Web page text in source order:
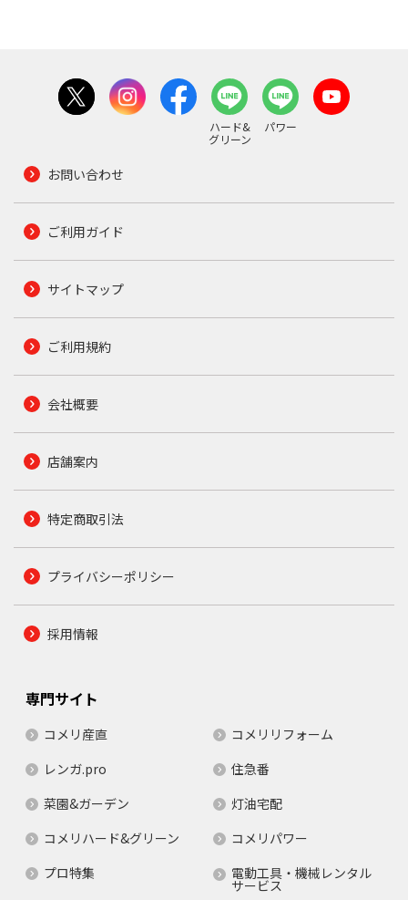
ハード&
グリーン
パワー
お問い合わせ
ご利用ガイド
サイトマップ
ご利用規約
会社概要
店舗案内
特定商取引法
プライバシーポリシー
採用情報
専門サイト
コメリ産直
コメリリフォーム
レンガ.pro
住急番
菜園&ガーデン
灯油宅配
コメリハード&グリーン
コメリパワー
プロ特集
電動工具・機械レンタル
サービス